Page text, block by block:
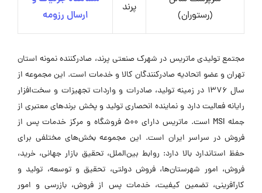
(رستوران)
پرند
ارسال رزومه
مجتمع تولیدی ماتریس در شهرک صنعتی پرند، صادرکننده نمونه استان
تهران و عضو اتحادیه صادرکنندگان کالا و خدمات است. این مجموعه از
سال ۱۳۷۶ در زمینه تولید، صادرات و واردات تجهیزات و سخت‌افزار
رایانه فعالیت دارد و نماینده انحصاری تولید و پخش برندهای معتبری از
جمله MSI است. ماتریس دارای ۵۰۰ فروشگاه و مرکز خدمات پس از
فروش در سراسر ایران است. این مجموعه بخش‌های مختلفی برای
حفظ استاندارد بالا دارد: روابط بین‌الملل، تحقیق بازار جهانی، خرید،
فروش، امور شهرستان‌ها، فروش دولتی، تحقیق و توسعه، تولید و
کارآفرینی، تضمین کیفیت، خدمات پس از فروش، بازرسی و امور